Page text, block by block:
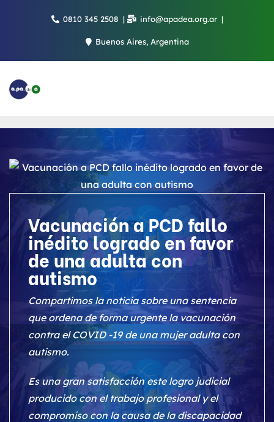
0810 345 2508 info@apadea.org.ar
Buenos Aires, Argentina
Vacunación a PCD fallo
inédito logrado en favor
de una adulta con
autismo
Compartimos la noticia sobre una sentencia
que ordena de forma urgente la vacunación
contra el COVID -19 de una mujer adulta con
autismo.
Es una gran satisfacción este logro judicial
producido con el trabajo profesional y el
compromiso con la causa de la discapacidad